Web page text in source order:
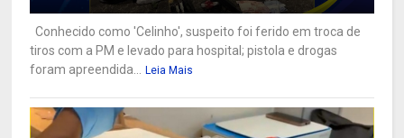
Conhecido como 'Celinho', suspeito foi ferido em troca de
tiros com a PM e levado para hospital; pistola e drogas
foram apreendida...
Leia Mais